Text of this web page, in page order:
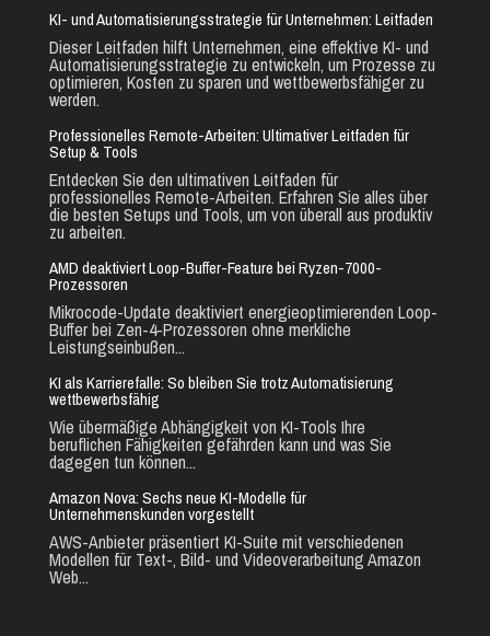
KI- und Automatisierungsstrategie für Unternehmen: Leitfaden
Dieser Leitfaden hilft Unternehmen, eine effektive KI- und
Automatisierungsstrategie zu entwickeln, um Prozesse zu
optimieren, Kosten zu sparen und wettbewerbsfähiger zu
werden.
Professionelles Remote-Arbeiten: Ultimativer Leitfaden für
Setup & Tools
Entdecken Sie den ultimativen Leitfaden für
professionelles Remote-Arbeiten. Erfahren Sie alles über
die besten Setups und Tools, um von überall aus produktiv
zu arbeiten.
AMD deaktiviert Loop-Buffer-Feature bei Ryzen-7000-
Prozessoren
Mikrocode-Update deaktiviert energieoptimierenden Loop-
Buffer bei Zen-4-Prozessoren ohne merkliche
Leistungseinbußen...
KI als Karrierefalle: So bleiben Sie trotz Automatisierung
wettbewerbsfähig
Wie übermäßige Abhängigkeit von KI-Tools Ihre
beruflichen Fähigkeiten gefährden kann und was Sie
dagegen tun können...
Amazon Nova: Sechs neue KI-Modelle für
Unternehmenskunden vorgestellt
AWS-Anbieter präsentiert KI-Suite mit verschiedenen
Modellen für Text-, Bild- und Videoverarbeitung Amazon
Web...